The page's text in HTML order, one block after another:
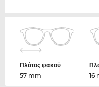
Πλάτος φακού
57 mm
16